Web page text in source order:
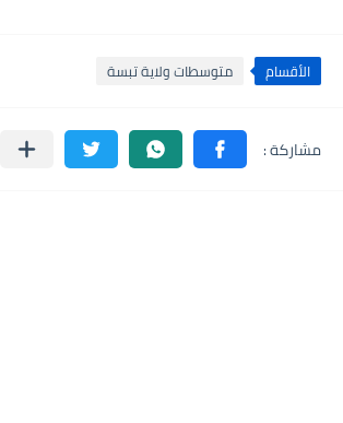
الأقسام متوسطات ولاية تبسة